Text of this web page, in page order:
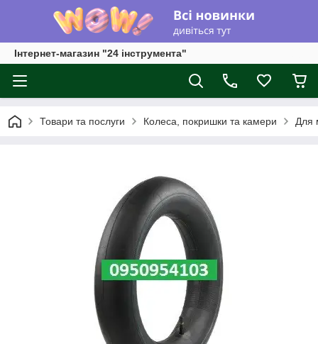
Інтернет-магазин "24 інструмента"
Товари та послуги Колеса, покришки та камери Для